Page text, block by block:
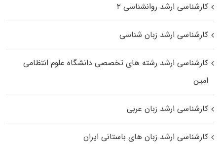
کارشناسی ارشد روانشناسی ۲
کارشناسی ارشد زبان شناسی
کارشناسی ارشد رﺷﺘﻪ ﻫﺎی تخصصی داﻧﺸﮕﺎه ﻋﻠﻮم انتظامی
اﻣﻴﻦ
کارشناسی ارشد زبان عربی
کارشناسی ارشد زبان‌ های باستانی ایران